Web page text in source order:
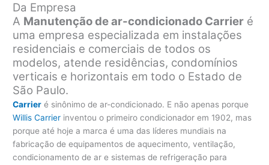
Da Empresa
A Manutenção de ar-condicionado Carrier é
uma empresa especializada em instalações
residenciais e comerciais de todos os
modelos, atende residências, condomínios
verticais e horizontais em todo o Estado de
São Paulo.
Carrier é sinônimo de ar-condicionado. E não apenas porque
Willis Carrier inventou o primeiro condicionador em 1902, mas
porque até hoje a marca é uma das líderes mundiais na
fabricação de equipamentos de aquecimento, ventilação,
condicionamento de ar e sistemas de refrigeração para